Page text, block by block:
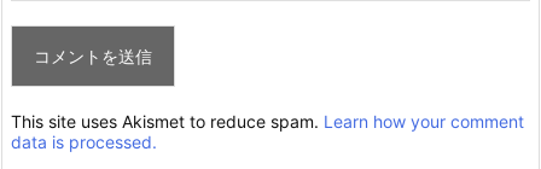
This site uses Akismet to reduce spam. Learn how your comment
data is processed.